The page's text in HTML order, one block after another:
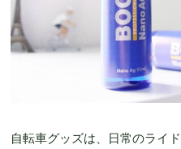
自転車グッズは、日常のライ